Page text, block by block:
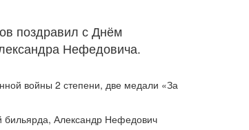
поздравил с Днём
Нефедовича.
войны 2 степени, две медали «За
бильярда, Александр Нефедович